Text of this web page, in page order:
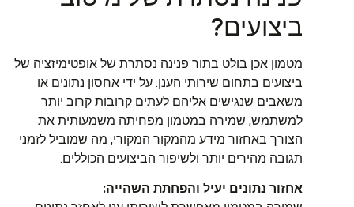
ביצועים?
מטמון אכן בולט בתור פנינה נסתרת של אופטימיזציה של
ביצועים בתחום שירותי הענן. על ידי אחסון נתונים או
משאבים שנגישים אליהם לעתים קרובות קרוב יותר
למשתמש, שמירה במטמון מפחיתה משמעותית את
הצורך באחזור מידע מהמקור המקורי, מה שמוביל לזמני
תגובה מהירים יותר ולשיפור הביצועים הכוללים.
אחזור נתונים יעיל והפחתת השהייה: